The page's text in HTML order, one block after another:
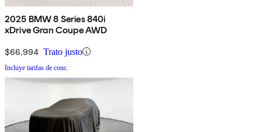
2025 BMW 8 Series 840i
xDrive Gran Coupe AWD
$66,994 Trato justo
Incluye tarifas de conc.